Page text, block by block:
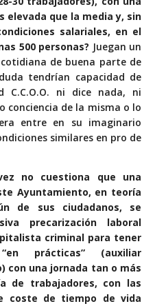
elevada que la media y, sin
salariales, en el
500 personas? Juegan un
de buena parte de
tendrían capacidad de
C.C.O.O. ni dice nada, ni
conciencia de la misma o lo
entre en su imaginario
similares en pro de
no cuestiona que una
Ayuntamiento, en teoría
de sus ciudadanos, se
precarización laboral
criminal para tener
prácticas” (auxiliar
con una jornada tan o más
de trabajadores, con las
coste de tiempo de vida